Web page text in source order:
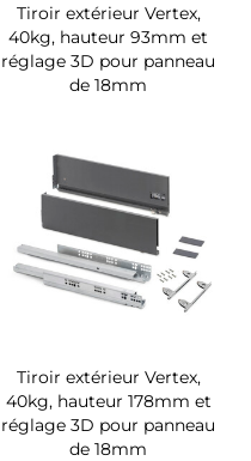
Tiroir extérieur Vertex,
40kg, hauteur 93mm et
réglage 3D pour panneau
de 18mm
Tiroir extérieur Vertex,
40kg, hauteur 178mm et
réglage 3D pour panneau
de 18mm